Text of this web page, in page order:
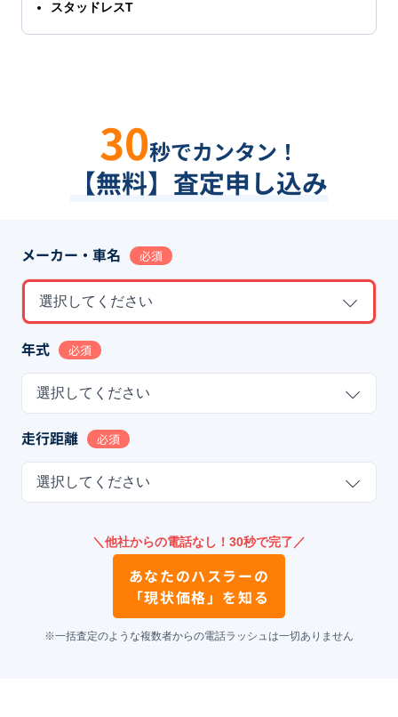
スタッドレスT
30秒でカンタン！
【無料】査定申し込み
メーカー・車名 必須
選択してください
年式 必須
選択してください
走行距離 必須
選択してください
＼他社からの電話なし！30秒で完了／
あなたのハスラーの
「現状価格」を知る
※一括査定のような複数者からの電話ラッシュは一切ありません